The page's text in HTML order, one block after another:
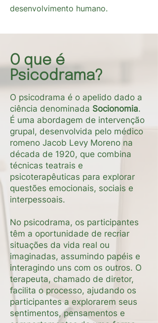
desenvolvimento humano.
O que é
Psicodrama?
O psicodrama é o apelido dado a
ciência denominada Socionomia.
É uma abordagem de intervenção
grupal, desenvolvida pelo médico
romeno Jacob Levy Moreno na
década de 1920, que combina
técnicas teatrais e
psicoterapêuticas para explorar
questões emocionais, sociais e
interpessoais.
No psicodrama, os participantes
têm a oportunidade de recriar
situações da vida real ou
imaginadas, assumindo papéis e
interagindo uns com os outros. O
terapeuta, chamado de diretor,
facilita o processo, ajudando os
participantes a explorarem seus
sentimentos, pensamentos e